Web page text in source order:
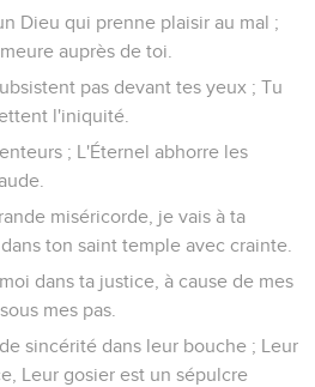
Dieu qui prenne plaisir au mal ;
auprès de toi.
pas devant tes yeux ; Tu
l'iniquité.
; L'Éternel abhorre les
miséricorde, je vais à ta
ton saint temple avec crainte.
dans ta justice, à cause de mes
mes pas.
sincérité dans leur bouche ; Leur
Leur gosier est un sépulcre